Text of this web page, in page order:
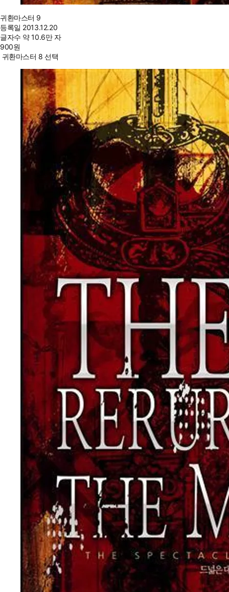
귀환마스터 9
등록일 2013.12.20
글자수 약 10.6만 자
900원
귀환마스터 8 선택